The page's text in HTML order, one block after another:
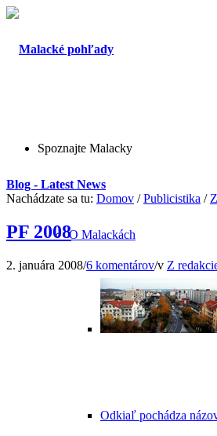
Spoznajte Malacky
O Malackách
Odkiaľ pochádza
Blog - Latest News
Nachádzate sa tu: Domov / Publicistika /
PF 2008
2. januára 2008/6 komentárov/v Z